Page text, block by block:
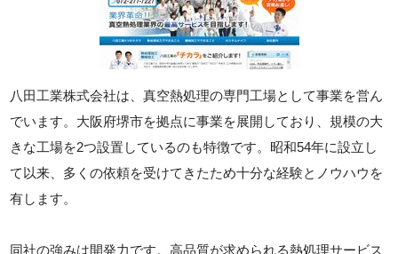
八田工業株式会社は、真空熱処理の専門工場として事業を営ん
でいます。大阪府堺市を拠点に事業を展開しており、規模の大
きな工場を2つ設置しているのも特徴です。昭和54年に設立し
て以来、多くの依頼を受けてきたため十分な経験とノウハウを
有します。
同社の強みは開発力です。高品質が求められる熱処理サービス